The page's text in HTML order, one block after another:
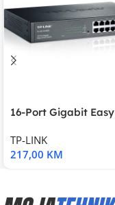
16-Port Gigabit Easy
TP-LINK
217,00 KM